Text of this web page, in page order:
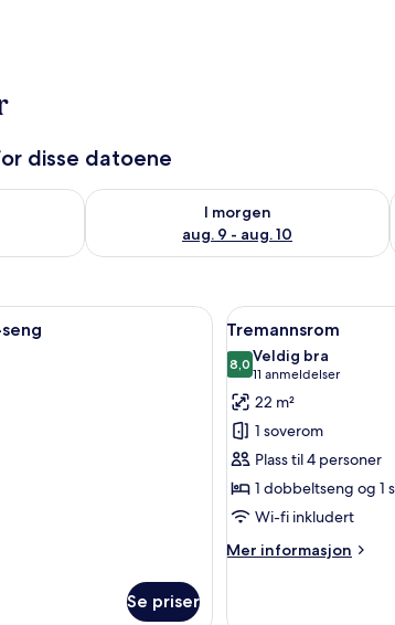
disse datoene
aug. 8 - aug. 9
I morgen
aug. 9 - aug. 10
Sjekk tilgjengelighet for i morgen, aug.
1 soverom, minibar, safe på rommet og skrivebord
Se priser
Åpne
alle
bildene
av
Tremannsrom
5
Tremannsrom
8,08,0 av 10
Veldig bra
11 anmeldelser
(11
anmeldelser)
22 m²
1 soverom
Plass til 4 personer
1 dobbeltseng og 1
Wi-fi inkludert
Mer informasjon
Mer